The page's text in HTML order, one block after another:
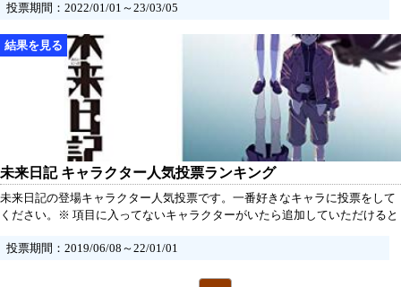
投票期間：2022/01/01～23/03/05
未来日記 キャラクター人気投票ランキング
未来日記の登場キャラクター人気投票です。一番好きなキャラに投票をして
ください。※ 項目に入ってないキャラクターがいたら追加していただけると
投票期間：2019/06/08～22/01/01